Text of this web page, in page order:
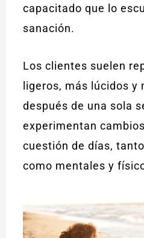
capacitado que lo
sanación.
Los clientes suelen
ligeros, más lúcidos y
después de una sola
experimentan
cuestión de días,
como mentales y